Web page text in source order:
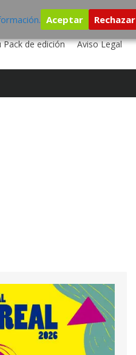
ESTUDIO DE GRABACIÓN
Pack de edición
Aviso Legal
Aceptar Rechazar